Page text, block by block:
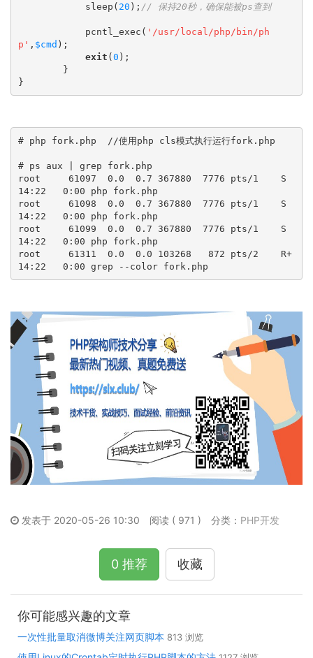
sleep ( 20 ); // 保持20秒，确保能被ps查到
pcntl_exec ( '/usr/local/php/bin/ph
p' , $cmd );
exit (0 );
}
}
# php fork.php  //使用php cls模式执行运行fork.php
# ps aux | grep fork.php
root     61097  0.0  0.7 367880  7776 pts/1    S
14:22   0:00 php fork.php
root     61098  0.0  0.7 367880  7776 pts/1    S
14:22   0:00 php fork.php
root     61099  0.0  0.7 367880  7776 pts/1    S
14:22   0:00 php fork.php
root     61311  0.0  0.0 103268   872 pts/2    R+
14:22   0:00 grep --color fork.php
发表于 2020-05-26 10:30 阅读 ( 971 ) 分类： PHP开发
0 推荐 收藏
你可能感兴趣的文章
一次性批量取消微博关注网页脚本 813 浏览